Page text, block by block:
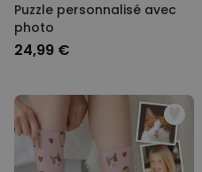
Puzzle personnalisé avec
photo
24,99 €